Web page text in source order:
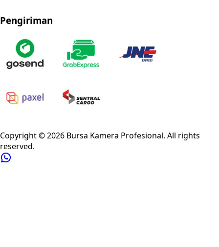
Pengiriman
Copyright ©2026 Bursa Kamera Profesional. All rights
reserved.